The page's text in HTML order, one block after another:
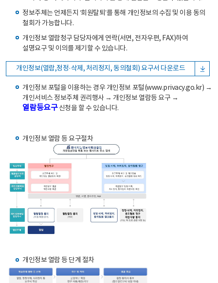
정보주체는 언제든지 ‘회원탈퇴’를 통해 개인정보의 수집 및 이용 동의
철회가 가능합니다.
개인정보 열람청구 담당자에게 연락(서면, 전자우편, FAX)하여
설명요구 및 이의를 제기할 수 있습니다.
개인정보(열람,정정·삭제, 처리정지, 동의철회) 요구서 다운로드
개인정보 포털을 이용하는 경우 개인정보 포털(www.privacy.go.kr) →
개인서비스 정보주체 권리행사 → 개인정보 열람등 요구 →
열람등요구신청을 할 수 있습니다.
개인정보 열람 등 요구절차
개인정보 열람 등 단계 절차